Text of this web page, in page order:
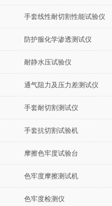
手套线性耐切割性能试验仪
防护服化学渗透测试仪
耐静水压试验仪
通气阻力及压力差测试仪
手套耐切割测试仪
手套抗切割试验机
摩擦色牢度试验台
色牢度摩擦测试机
色牢度检测仪